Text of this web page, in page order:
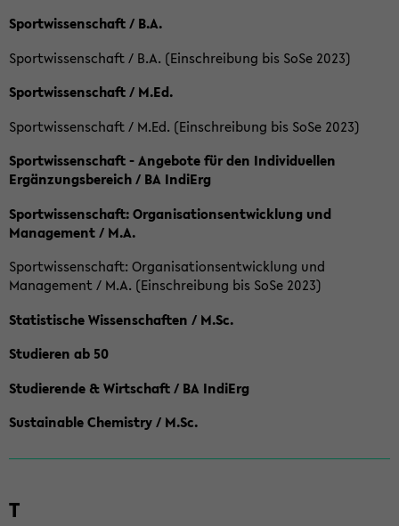
Sportwissenschaft / B.A.
Sportwissenschaft / B.A. (Einschreibung bis SoSe 2023)
Sportwissenschaft / M.Ed.
Sportwissenschaft / M.Ed. (Einschreibung bis SoSe 2023)
Sportwissenschaft - Angebote für den Individuellen
Ergänzungsbereich / BA IndiErg
Sportwissenschaft: Organisationsentwicklung und
Management / M.A.
Sportwissenschaft: Organisationsentwicklung und
Management / M.A. (Einschreibung bis SoSe 2023)
Statistische Wissenschaften / M.Sc.
Studieren ab 50
Studierende & Wirtschaft / BA IndiErg
Sustainable Chemistry / M.Sc.
T